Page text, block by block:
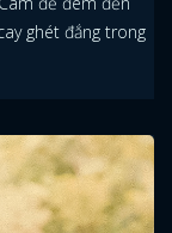
ghét đắng trong